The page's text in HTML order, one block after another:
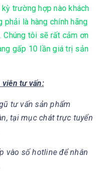
trường hợp nào khách
phải là hàng chính hãng
Chúng tôi sẽ rất cảm ơn
gấp 10 lần giá trị sản
tư vấn:
tư vấn sản phẩm
tại mục chát trực tuyển
vào số hotline để nhân